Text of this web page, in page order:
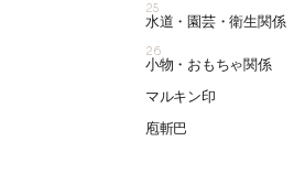
25
水道・園芸・衛生関係
26
小物・おもちゃ関係
マルキン印
庖斬巴